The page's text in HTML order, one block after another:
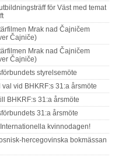
för Väst med temat
Mrak nad Čajničem
Čajniče)
Mrak nad Čajničem
Čajniče)
styrelsemöte
val vid BHKRF:s 31:a årsmöte
BHKRF:s 31:a årsmöte
31:a årsmöte
kvinnodagen!
hercegovinska bokmässan